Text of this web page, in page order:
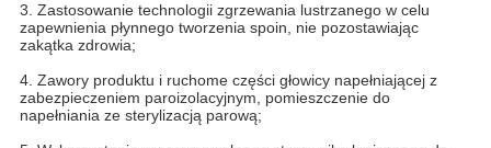
3. Zastosowanie technologii zgrzewania lustrzanego w celu
zapewnienia płynnego tworzenia spoin, nie pozostawiając
zakątka zdrowia;
4. Zawory produktu i ruchome części głowicy napełniającej z
zabezpieczeniem paroizolacyjnym, pomieszczenie do
napełniania ze sterylizacją parową;